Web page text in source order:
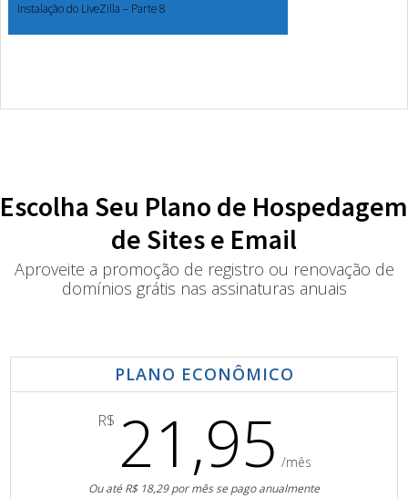
Instalação do LiveZilla – Parte 8
Escolha Seu Plano de Hospedagem
de Sites e Email
Aproveite a promoção de registro ou renovação de
domínios grátis nas assinaturas anuais
PLANO ECONÔMICO
R$ 21,95 /mês
Ou até R$ 18,29 por mês se pago anualmente